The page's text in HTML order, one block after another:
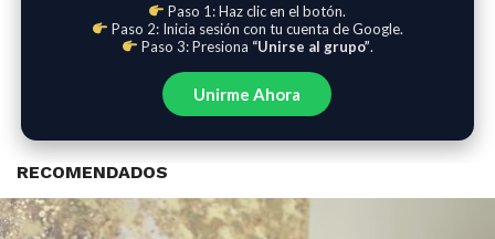
Paso 1: Haz clic en el botón.
Paso 2: Inicia sesión con tu cuenta de Google.
Paso 3: Presiona “Unirse al grupo”.
Unirme Ahora
RECOMENDADOS